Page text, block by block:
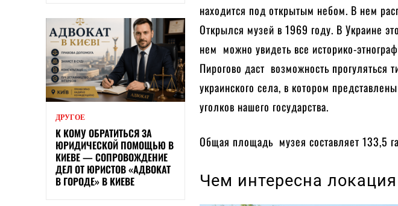
ДРУГОЕ
К КОМУ ОБРАТИТЬСЯ ЗА
ЮРИДИЧЕСКОЙ ПОМОЩЬЮ В
КИЕВЕ — СОПРОВОЖДЕНИЕ
ДЕЛ ОТ ЮРИСТОВ «АДВОКАТ
В ГОРОДЕ» В КИЕВЕ
находится под открытым небом. В нем
Открылся музей в 1969 году. В Украине
нем можно увидеть все историко-
Пирогово даст возможность прогуляться
украинского села, в котором
уголков нашего государства.
Общая площадь музея составляет 133,5
Чем интересна локация